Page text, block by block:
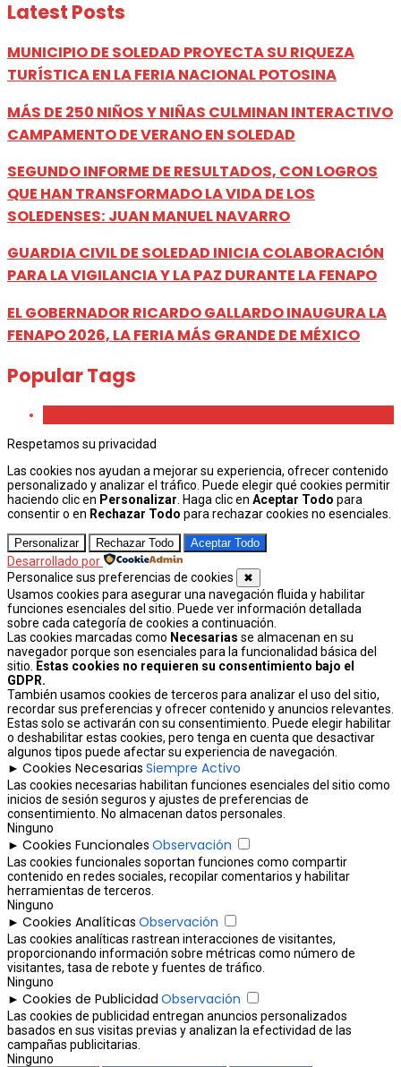
Latest Posts
MUNICIPIO DE SOLEDAD PROYECTA SU RIQUEZA
TURÍSTICA EN LA FERIA NACIONAL POTOSINA
MÁS DE 250 NIÑOS Y NIÑAS CULMINAN INTERACTIVO
CAMPAMENTO DE VERANO EN SOLEDAD
SEGUNDO INFORME DE RESULTADOS, CON LOGROS
QUE HAN TRANSFORMADO LA VIDA DE LOS
SOLEDENSES: JUAN MANUEL NAVARRO
GUARDIA CIVIL DE SOLEDAD INICIA COLABORACIÓN
PARA LA VIGILANCIA Y LA PAZ DURANTE LA FENAPO
EL GOBERNADOR RICARDO GALLARDO INAUGURA LA
FENAPO 2026, LA FERIA MÁS GRANDE DE MÉXICO
Popular Tags
Respetamos su privacidad
Las cookies nos ayudan a mejorar su experiencia, ofrecer contenido
personalizado y analizar el tráfico. Puede elegir qué cookies permitir
haciendo clic en Personalizar . Haga clic en Aceptar Todo para
consentir o en Rechazar Todo para rechazar cookies no esenciales.
Personalizar Rechazar Todo Aceptar Todo
Desarrollado por
Personalice sus preferencias de cookies
✖
Usamos cookies para asegurar una navegación fluida y habilitar
funciones esenciales del sitio. Puede ver información detallada
sobre cada categoría de cookies a continuación.
Las cookies marcadas como Necesarias se almacenan en su
navegador porque son esenciales para la funcionalidad básica del
sitio. Estas cookies no requieren su consentimiento bajo el
GDPR.
También usamos cookies de terceros para analizar el uso del sitio,
recordar sus preferencias y ofrecer contenido y anuncios relevantes.
Estas solo se activarán con su consentimiento. Puede elegir habilitar
o deshabilitar estas cookies, pero tenga en cuenta que desactivar
algunos tipos puede afectar su experiencia de navegación.
► Cookies Necesarias Siempre Activo
Las cookies necesarias habilitan funciones esenciales del sitio como
inicios de sesión seguros y ajustes de preferencias de
consentimiento. No almacenan datos personales.
Ninguno
► Cookies Funcionales Observación
Las cookies funcionales soportan funciones como compartir
contenido en redes sociales, recopilar comentarios y habilitar
herramientas de terceros.
Ninguno
► Cookies Analíticas Observación
Las cookies analíticas rastrean interacciones de visitantes,
proporcionando información sobre métricas como número de
visitantes, tasa de rebote y fuentes de tráfico.
Ninguno
► Cookies de Publicidad Observación
Las cookies de publicidad entregan anuncios personalizados
basados en sus visitas previas y analizan la efectividad de las
campañas publicitarias.
Ninguno